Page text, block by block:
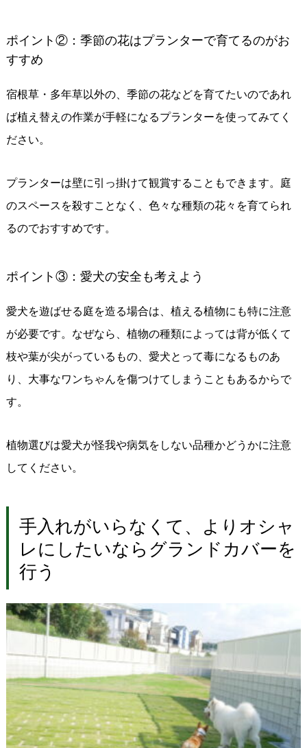
ポイント②：季節の花はプランターで育てるのがお
すすめ
宿根草・多年草以外の、季節の花などを育てたいのであれ
ば植え替えの作業が手軽になるプランターを使ってみてく
ださい。
プランターは壁に引っ掛けて観賞することもできます。庭
のスペースを殺すことなく、色々な種類の花々を育てられ
るのでおすすめです。
ポイント③：愛犬の安全も考えよう
愛犬を遊ばせる庭を造る場合は、植える植物にも特に注意
が必要です。なぜなら、植物の種類によっては背が低くて
枝や葉が尖がっているもの、愛犬とって毒になるものあ
り、大事なワンちゃんを傷つけてしまうこともあるからで
す。
植物選びは愛犬が怪我や病気をしない品種かどうかに注意
してください。
手入れがいらなくて、よりオシャ
レにしたいならグランドカバーを
行う